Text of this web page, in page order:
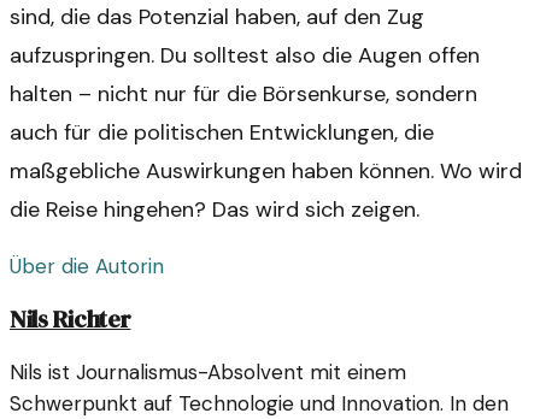
sind, die das Potenzial haben, auf den Zug
aufzuspringen. Du solltest also die Augen offen
halten – nicht nur für die Börsenkurse, sondern
auch für die politischen Entwicklungen, die
maßgebliche Auswirkungen haben können. Wo wird
die Reise hingehen? Das wird sich zeigen.
Über die Autorin
Nils Richter
Nils ist Journalismus-Absolvent mit einem
Schwerpunkt auf Technologie und Innovation. In den